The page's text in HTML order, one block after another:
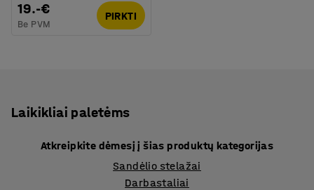
19.-€
Be PVM
PIRKTI
Laikikliai paletėms
Atkreipkite dėmesį į šias produktų kategorijas
Sandėlio stelažai
Darbastaliai